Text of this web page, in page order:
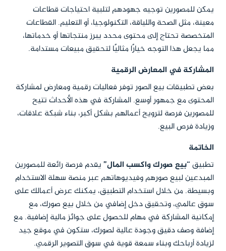
يمكن للمصورين توجيه جهودهم لتلبية احتياجات قطاعات
معينة، مثل الصحة واللياقة، التكنولوجيا، أو التعليم. القطاعات
المتخصصة تحتاج إلى محتوى محدد يبرز منتجاتها أو خدماتها،
مما يجعل هذا التوجه خيارًا مثاليًا لتحقيق مبيعات مستدامة.
المشاركة في المعارض الرقمية
بعض تطبيقات بيع الصور توفر فعاليات رقمية ومعارض لمشاركة
المحتوى مع جمهور أوسع. المشاركة في هذه الأحداث تتيح
للمصورين فرصة لترويج أعمالهم بشكل أكبر، بناء شبكة علاقات،
وزيادة فرص البيع.
الخاتمة
تطبيق“بيع صورك واكسب المال”يقدم فرصة رائعة للمصورين
المبدعين لبيع صورهم وفيديوهاتهم عبر منصة سهلة الاستخدام
وبسيطة. من خلال استخدام التطبيق، يمكنك عرض أعمالك على
سوق عالمي، وتحقيق دخل إضافي من خلال بيع صورك، مع
إمكانية المشاركة في مهام للحصول على جوائز مالية إضافية. مع
إضافة وصف دقيق وجودة عالية لصورك، ستكون في موقع جيد
لزيادة أرباحك وبناء سمعة قوية في سوق التصوير الرقمي.